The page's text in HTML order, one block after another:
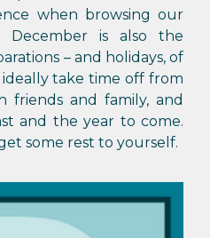
when browsing our
December is also the
– and holidays, of
take time off from
friends and family, and
and the year to come.
some rest to yourself.